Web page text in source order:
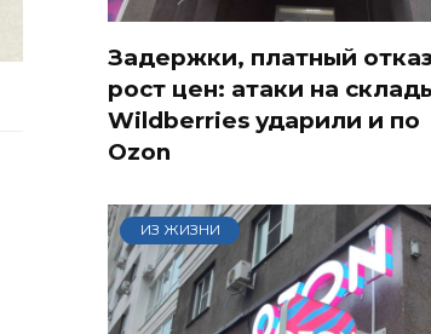
Задержки, платный
рост цен: атаки на
Wildberries ударили и по
Ozon
ИЗ ЖИЗНИ